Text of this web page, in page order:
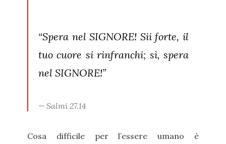
“Spera nel SIGNORE! Sii forte, il
tuo cuore si rinfranchi; sì, spera
nel SIGNORE!”
Salmi 27.14
Cosa difficile per l’essere umano è